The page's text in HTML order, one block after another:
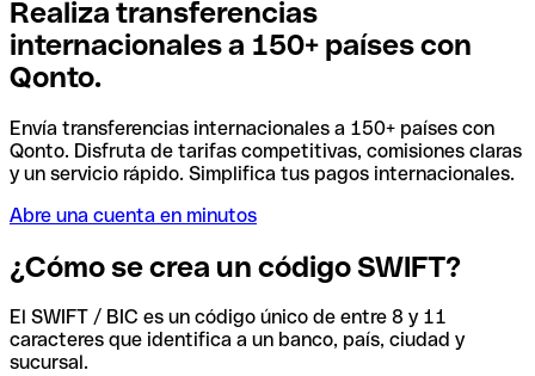
Realiza transferencias
internacionales a 150+ países con
Qonto.
Envía transferencias internacionales a 150+ países con
Qonto. Disfruta de tarifas competitivas, comisiones claras
y un servicio rápido. Simplifica tus pagos internacionales.
Abre una cuenta en minutos
¿Cómo se crea un código SWIFT?
El SWIFT / BIC es un código único de entre 8 y 11
caracteres que identifica a un banco, país, ciudad y
sucursal.